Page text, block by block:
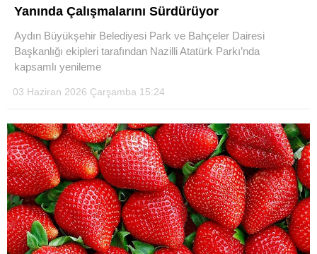
Yanında Çalışmalarını Sürdürüyor
Aydın Büyükşehir Belediyesi Park ve Bahçeler Dairesi
Başkanlığı ekipleri tarafından Nazilli Atatürk Parkı’nda
kapsamlı yenileme
03 Haziran 2026 Çarşamba 15:24